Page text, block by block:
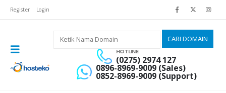
Register Login
HOTLINE
(0275) 2974 127
0896-8969-9009 (Sales)
0852-8969-9009 (Support)